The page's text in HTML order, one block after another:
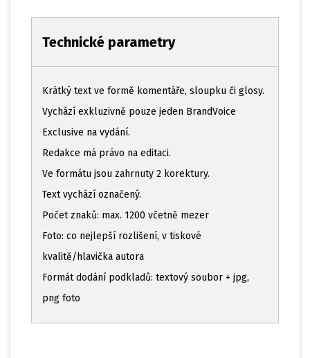
Technické parametry
Krátký text ve formě komentáře, sloupku či glosy.
Vychází exkluzivně pouze jeden BrandVoice
Exclusive na vydání.
Redakce má právo na editaci.
Ve formátu jsou zahrnuty 2 korektury.
Text vychází označený.
Počet znaků: max. 1200 včetně mezer
Foto: co nejlepší rozlišení, v tiskové
kvalitě/hlavička autora
Formát dodání podkladů: textový soubor + jpg,
png foto